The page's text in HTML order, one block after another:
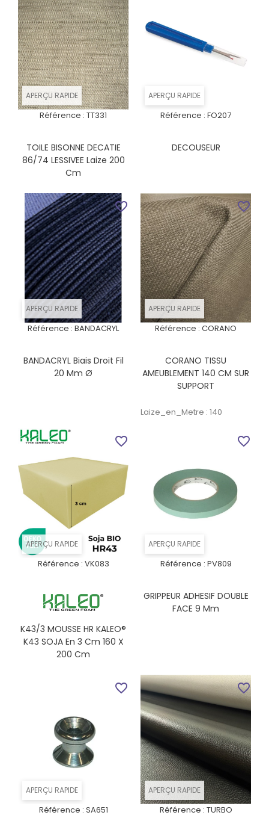
APERÇU RAPIDE
Référence : TT331
TOILE BISONNE DECATIE
86/74 LESSIVEE Laize 200
Cm
APERÇU RAPIDE
Référence : FO207
DECOUSEUR
APERÇU RAPIDE
Référence : BANDACRYL
BANDACRYL Biais Droit Fil
20 Mm Ø
favorite_border
APERÇU RAPIDE
Référence : CORANO
CORANO TISSU
AMEUBLEMENT 140 CM SUR
SUPPORT
Laize_en_Metre : 140
favorite_border
APERÇU RAPIDE
Référence : VK083
K43/3 MOUSSE HR KALEO®
K43 SOJA En 3 Cm 160 X
200 Cm
favorite_border
APERÇU RAPIDE
Référence : PV809
GRIPPEUR ADHESIF DOUBLE
FACE 9 Mm
favorite_border
APERÇU RAPIDE
Référence : SA651
favorite_border
APERÇU RAPIDE
Référence : TURBO
favorite_border